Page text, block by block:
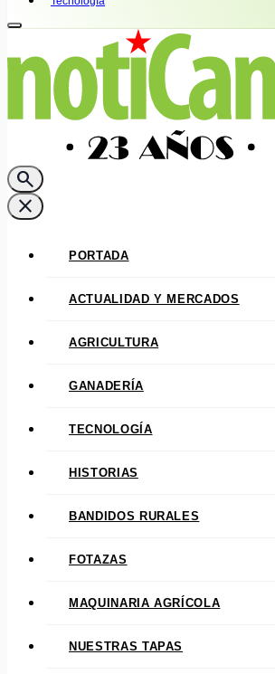
search
close
PORTADA
ACTUALIDAD Y MERCADOS
AGRICULTURA
GANADERÍA
TECNOLOGÍA
HISTORIAS
BANDIDOS RURALES
FOTAZAS
MAQUINARIA AGRÍCOLA
NUESTRAS TAPAS